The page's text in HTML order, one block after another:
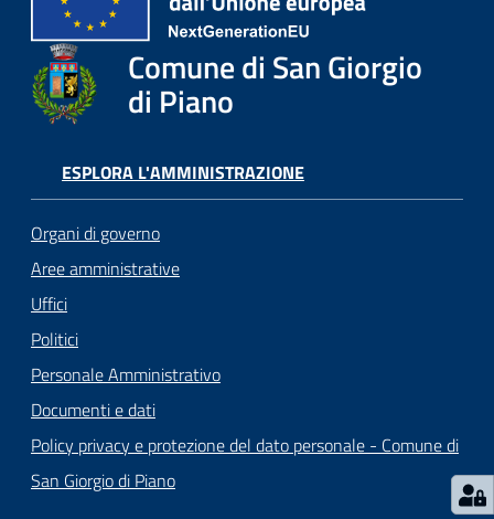
r
o
O
e
Tutti
gli
argomenti...
Seguici
su
Comune di San Giorgio
di Piano
ESPLORA L'AMMINISTRAZIONE
Organi di governo
Aree amministrative
Uffici
Politici
Personale Amministrativo
Documenti e dati
Policy privacy e protezione del dato personale - Comune di
San Giorgio di Piano